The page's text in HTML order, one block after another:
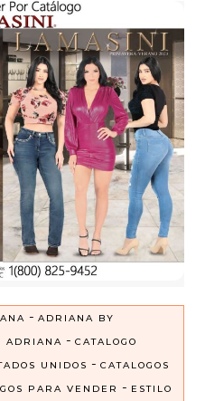
- ADRIANA BY
ADRIANA - CATALOGO
UNIDOS - CATALOGOS
PARA VENDER - ESTILO